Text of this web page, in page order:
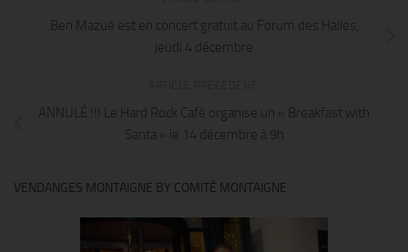
Ben Mazué est en concert gratuit au Forum des Halles,
jeudi 4 décembre
ANNULÉ !!! Le Hard Rock Café organise un « Breakfast with
Santa » le 14 décembre à 9h
VENDANGES MONTAIGNE BY COMITÉ MONTAIGNE